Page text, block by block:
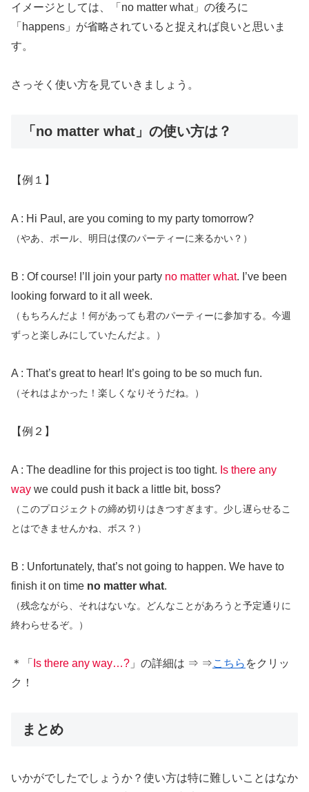
イメージとしては、「no matter what」の後ろに
「happens」が省略されていると捉えれば良いと思いま
す。
さっそく使い方を見ていきましょう。
「no matter what」の使い方は？
【例１】
A : Hi Paul, are you coming to my party tomorrow?
（やあ、ポール、明日は僕のパーティーに来るかい？）
B : Of course! I’ll join your party no matter what. I’ve been
looking forward to it all week.
（もちろんだよ！何があっても君のパーティーに参加する。今週
ずっと楽しみにしていたんだよ。）
A : That’s great to hear! It’s going to be so much fun.
（それはよかった！楽しくなりそうだね。）
【例２】
A : The deadline for this project is too tight. Is there any
way we could push it back a little bit, boss?
（このプロジェクトの締め切りはきつすぎます。少し遅らせるこ
とはできませんかね、ボス？）
B : Unfortunately, that’s not going to happen. We have to
finish it on time no matter what.
（残念ながら、それはないな。どんなことがあろうと予定通りに
終わらせるぞ。）
＊「 Is there any way…? 」の詳細は ⇒ ⇒こちら をクリッ
ク！
まとめ
いかがでしたでしょうか？使い方は特に難しいことはなか